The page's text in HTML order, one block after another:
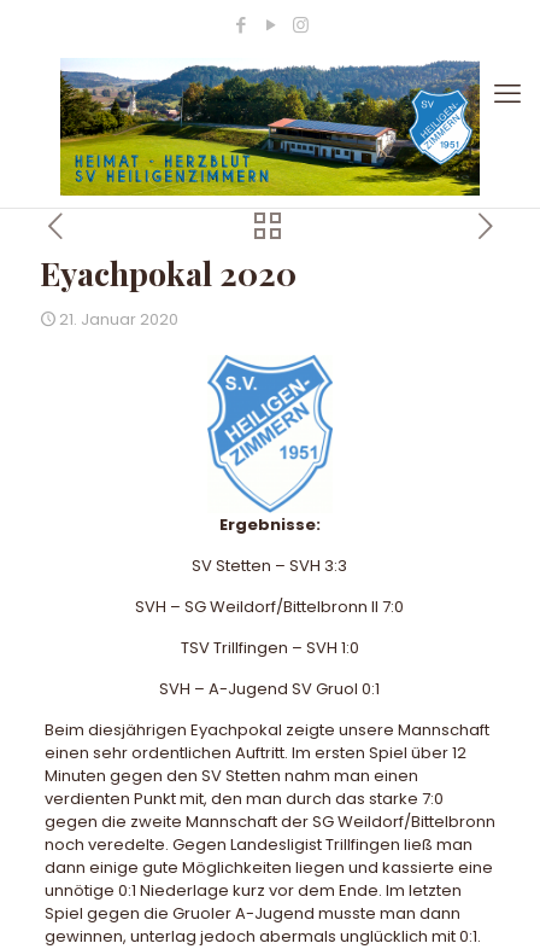
Eyachpokal 2020
21. Januar 2020
Ergebnisse:
SV Stetten – SVH 3:3
SVH – SG Weildorf/Bittelbronn II 7:0
TSV Trillfingen – SVH 1:0
SVH – A-Jugend SV Gruol 0:1
Beim diesjährigen Eyachpokal zeigte unsere Mannschaft
einen sehr ordentlichen Auftritt. Im ersten Spiel über 12
Minuten gegen den SV Stetten nahm man einen
verdienten Punkt mit, den man durch das starke 7:0
gegen die zweite Mannschaft der SG Weildorf/Bittelbronn
noch veredelte. Gegen Landesligist Trillfingen ließ man
dann einige gute Möglichkeiten liegen und kassierte eine
unnötige 0:1 Niederlage kurz vor dem Ende. Im letzten
Spiel gegen die Gruoler A-Jugend musste man dann
gewinnen, unterlag jedoch abermals unglücklich mit 0:1.